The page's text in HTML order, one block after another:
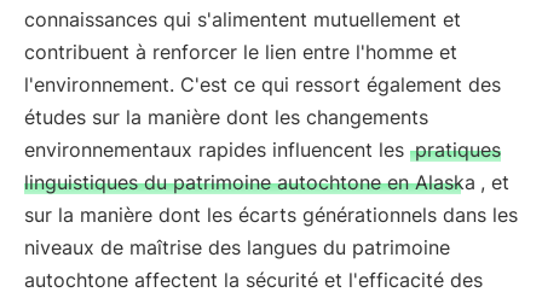
connaissances qui s'alimentent mutuellement et
contribuent à renforcer le lien entre l'homme et
l'environnement. C'est ce qui ressort également des
études sur la manière dont les changements
environnementaux rapides influencent les pratiques
linguistiques du patrimoine autochtone en Alaska , et
sur la manière dont les écarts générationnels dans les
niveaux de maîtrise des langues du patrimoine
autochtone affectent la sécurité et l'efficacité des